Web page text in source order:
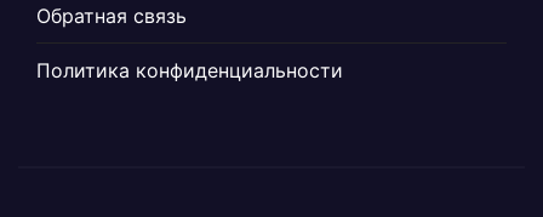
Обратная связь
Политика конфиденциальности